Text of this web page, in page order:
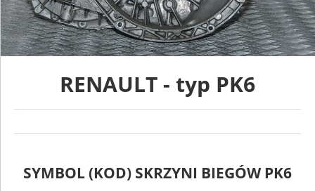
RENAULT - typ PK6
SYMBOL (KOD) SKRZYNI BIEGÓW PK6